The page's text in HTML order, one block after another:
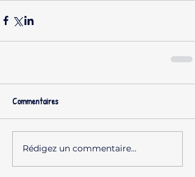
Commentaires
Rédigez un commentaire...